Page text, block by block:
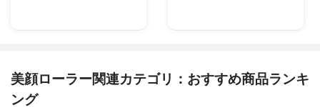
美顔ローラー関連カテゴリ：おすすめ商品ランキ
ング